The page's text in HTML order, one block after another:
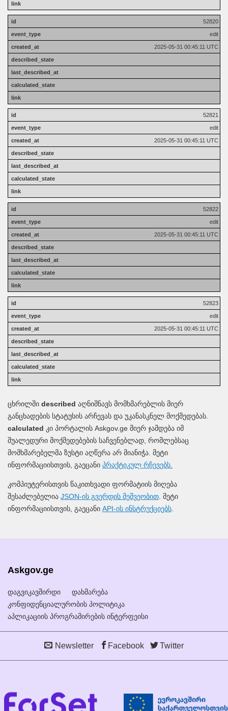
52820
edit
2025-05-31 00:45:11 UTC
52821
edit
2025-05-31 00:45:11 UTC
52822
edit
2025-05-31 00:45:11 UTC
52823
edit
2025-05-31 00:45:11 UTC
ცხრილში described აღნიშნავს მომხმარებლის მიერ
განცხადების სტატუსის არჩევას და უკანასკნელ მოქმედებას.
calculated კი პორტალის Askgov.ge მიერ ჯამდება იმ
შუალედური მოქმედებების საჩვენებლად, რომლებსაც
მომხმარებელმა ზუსტი აღწერა არ მიანიჭა. მეტი
ინფორმაციისთვის, გაეცანი პრაქტიკულ რჩევებს.
კომპიუტერისთვის წაკითხვადი ფორმატიის მიღება
შესაძლებელია JSON-ის გვერდის მეშვეობით . მეტი
ინფორმაციისთვის, გაეცანი API-ის ინსტრუქციებს
Askgov.ge
დაგვიკავშირდი
დახმარება
კონფიდენციალურობის პოლიტიკა
აპლიკაციის პროგრამირების ინტერფეისი
Newsletter Facebook Twitter